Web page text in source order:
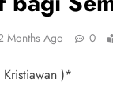
Months Ago 0
)*